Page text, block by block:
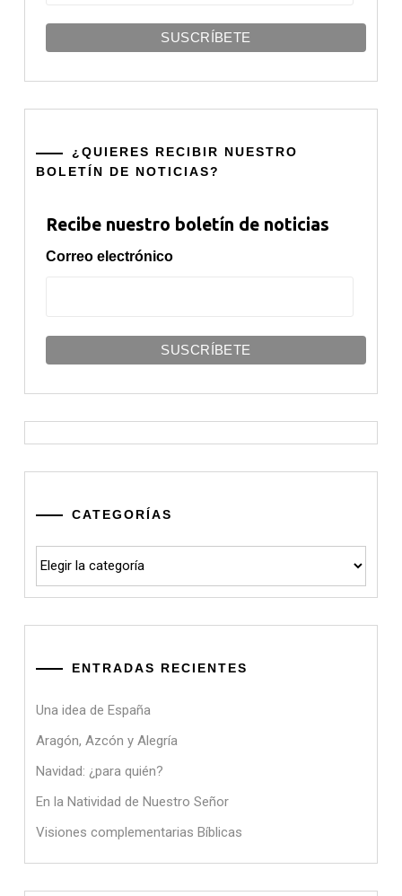
¿QUIERES RECIBIR NUESTRO
BOLETÍN DE NOTICIAS?
Recibe nuestro boletín de noticias
Correo electrónico
CATEGORÍAS
ENTRADAS RECIENTES
Una idea de España
Aragón, Azcón y Alegría
Navidad: ¿para quién?
En la Natividad de Nuestro Señor
Visiones complementarias Bíblicas